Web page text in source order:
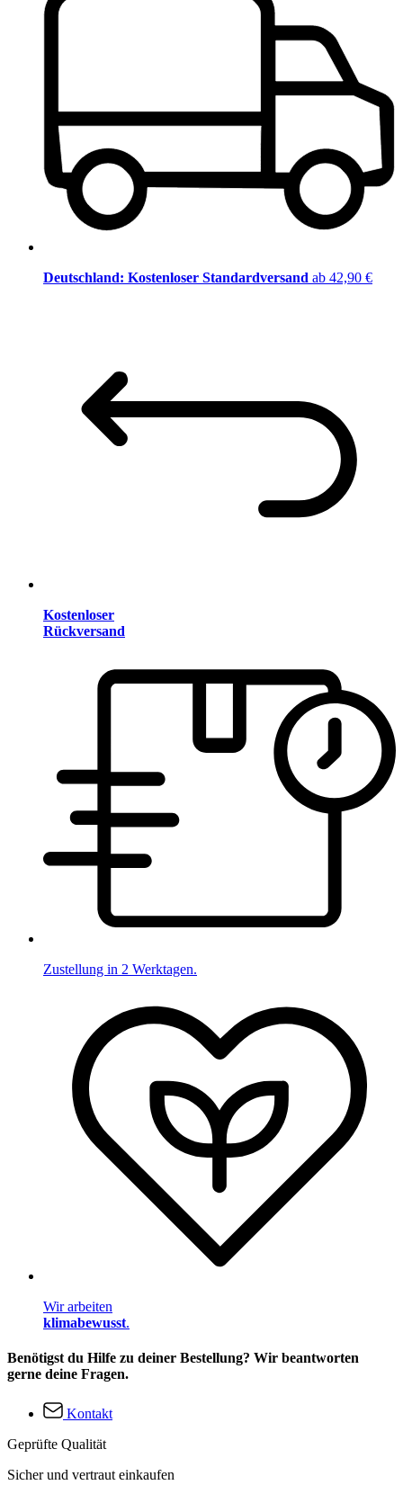
Deutschland: Kostenloser Standardversand ab 42,90 €
Kostenloser
Rückversand
Zustellung in 2 Werktagen.
Wir arbeiten
klimabewusst.
Benötigst du Hilfe zu deiner Bestellung? Wir beantworten
gerne deine Fragen.
Kontakt
Geprüfte Qualität
Sicher und vertraut einkaufen